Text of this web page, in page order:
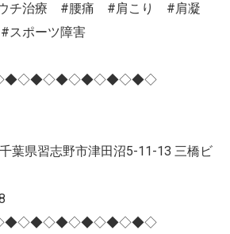
チ治療 #腰痛 #肩こり #肩凝
ポーツ障害
葉県習志野市津田沼5-11-13 三橋ビ